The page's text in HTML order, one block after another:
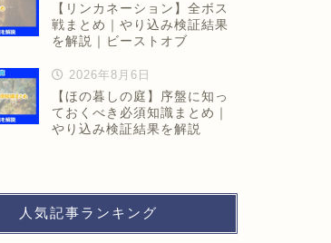
【リンカネーション】全ボス
戦まとめ｜やり込み検証結果
を解説｜ビーストオブ
2026年8月6日
【ほの暮しの庭】序盤に知っ
ておくべき必須知識まとめ｜
やり込み検証結果を解説
人気記事ランキング